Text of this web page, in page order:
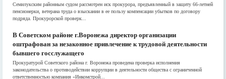
Семилукским районным судом рассмотрен иск прокурора, предъявленный в защиту 66-летней
пенсионерки, ветерана труда о взыскании в ее пользу компенсации убытков по договору
подряда. Прокурорской проверк...
В Советском районе г.Воронежа директор организации
оштрафован за незаконное привлечение к трудовой деятельности
бывшего госслужащего
Прокуратурой Советского района г. Воронежа проведена проверка исполнения
законодательства о противодействии коррупции в деятельности общества с ограниченной
ответственностью компания «Инкомстрой...